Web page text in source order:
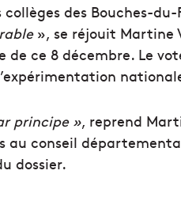
des Bouches-du-
», se réjouit Martine
ce 8 décembre. Le
principe », reprend
conseil
dossier.